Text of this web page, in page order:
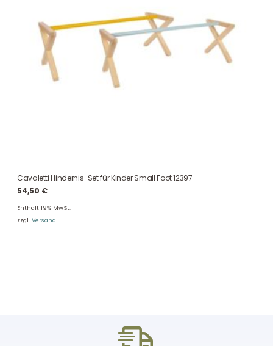
Cavaletti Hindernis-Set für Kinder Small Foot 12397
54,50 €
Enthält 19% MwSt.
zzgl. Versand